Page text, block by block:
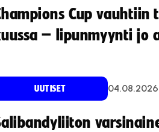
Cup vauhtiin
– lipunmyynti jo
UUTISET 04.08.2026